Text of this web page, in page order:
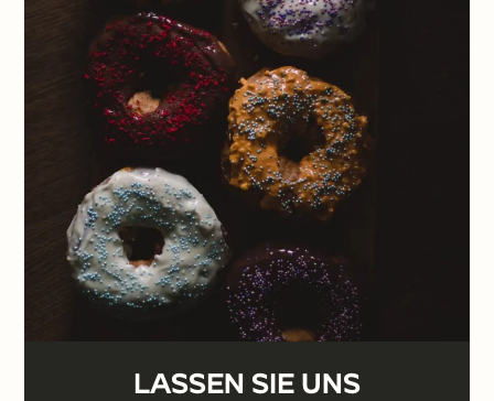
Krapfen den Genuss in den
Vordergrund.
EINEN KOSTENVORANSCHLAG
ANFORDERN ⟶.
LASSEN SIE UNS